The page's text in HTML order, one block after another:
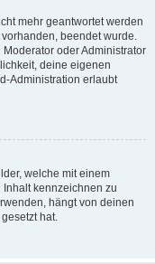
mehr geantwortet werden
beendet wurde.
oder Administrator
deine eigenen
Administration erlaubt
welche mit einem
kennzeichnen zu
hängt von deinen
hat.